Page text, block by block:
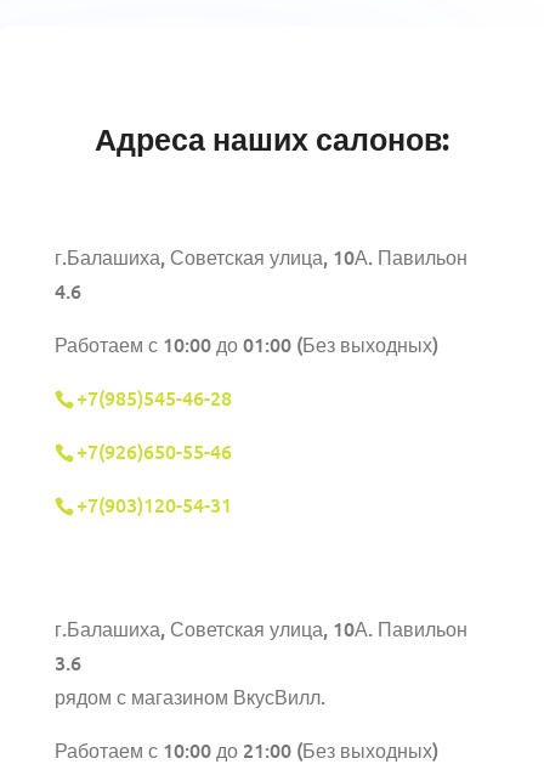
Адреса наших салонов:
г.Балашиха, Советская улица, 10А. Павильон
4.6
Работаем с 10:00 до 01:00 (Без выходных)
+7(985)545-46-28
+7(926)650-55-46
+7(903)120-54-31
г.Балашиха, Советская улица, 10А. Павильон
3.6
рядом с магазином ВкусВилл.
Работаем с 10:00 до 21:00 (Без выходных)